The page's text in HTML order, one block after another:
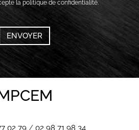
la politique de confidentialité.
02 79/ 02 98 71 98 34